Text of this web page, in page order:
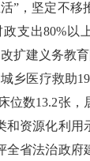
”，坚定不
支出80%以
扩建义务教
乡医疗救助
位数13.2张
和资源化利
全省法治政